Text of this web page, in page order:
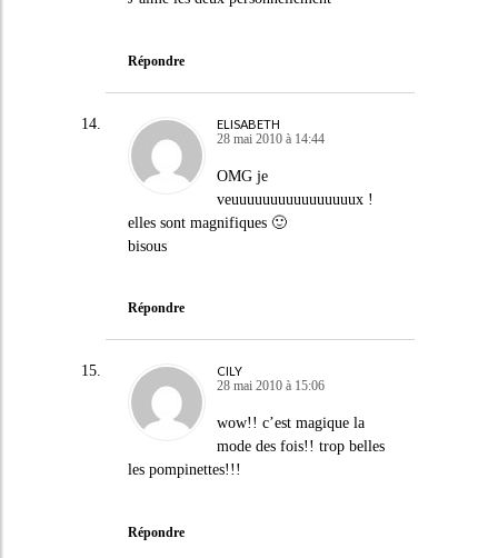
Répondre
ELISABETH
28 mai 2010 à 14:44
OMG je
veuuuuuuuuuuuuuuuux !
elles sont magnifiques 🙂
bisous
Répondre
CILY
28 mai 2010 à 15:06
wow!! c’est magique la
mode des fois!! trop belles
les pompinettes!!!
Répondre